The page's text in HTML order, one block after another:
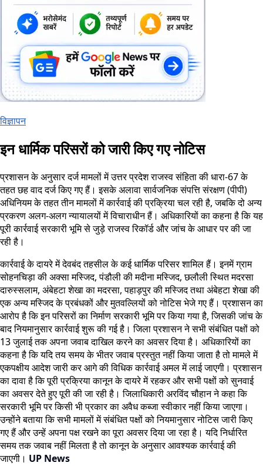
विज्ञापन
इन धार्मिक परिसरों को जारी किए गए नोटिस
प्रशासन के अनुसार दर्ज मामलों में उत्तर प्रदेश राजस्व संहिता की धारा-67 के
तहत छह वाद दर्ज किए गए हैं। इसके अलावा सार्वजनिक संपत्ति संरक्षण (पीपी)
अधिनियम के तहत तीन मामलों में कार्रवाई की प्रक्रिया चल रही है, जबकि दो अन्य
प्रकरण अलग-अलग न्यायालयों में विचाराधीन हैं। अधिकारियों का कहना है कि यह
पूरी कार्रवाई सरकारी भूमि से जुड़े राजस्व रिकॉर्ड और जांच के आधार पर की जा
रही है।
कार्रवाई के दायरे में देवबंद तहसील के कई धार्मिक परिसर शामिल हैं। इनमें ग्राम
सोहनचिड़ा की अक्सा मस्जिद, पंडौली की मदीना मस्जिद, छलौली स्थित मदरसा
दारुस्सलाम, अंबेहटा शेखा का मदरसा, पहाड़पुर की मस्जिद तथा अंबेहटा शेखा की
एक अन्य मस्जिद के प्रबंधकों और मुतवल्लियों को नोटिस भेजे गए हैं। प्रशासन का
आरोप है कि इन परिसरों का निर्माण सरकारी भूमि पर किया गया है, जिसकी जांच के
बाद नियमानुसार कार्रवाई शुरू की गई है। जिला प्रशासन ने सभी संबंधित पक्षों को
13 जुलाई तक अपना जवाब दाखिल करने का अवसर दिया है। अधिकारियों का
कहना है कि यदि तय समय के भीतर जवाब प्रस्तुत नहीं किया जाता है तो मामले में
एकपक्षीय आदेश जारी कर आगे की विधिक कार्रवाई अमल में लाई जाएगी। प्रशासन
का दावा है कि पूरी प्रक्रिया कानून के दायरे में रहकर और सभी पक्षों को सुनवाई
का अवसर देते हुए पूरी की जा रही है। जिलाधिकारी अरविंद चौहान ने कहा कि
सरकारी भूमि पर किसी भी प्रकार का अवैध कब्जा स्वीकार नहीं किया जाएगा।
उन्होंने बताया कि सभी मामलों में संबंधित पक्षों को नियमानुसार नोटिस जारी किए
गए हैं और उन्हें अपना पक्ष रखने का पूरा अवसर दिया जा रहा है। यदि निर्धारित
समय तक जवाब नहीं मिलता है तो कानून के अनुसार आवश्यक कार्रवाई की
जाएगी। UP News